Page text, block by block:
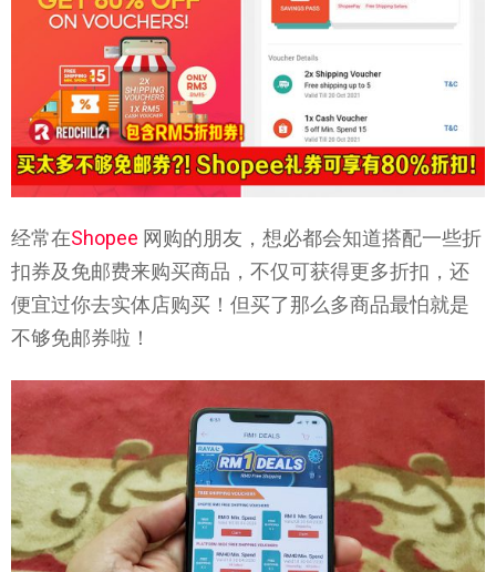
经常在Shopee 网购的朋友，想必都会知道搭配一些折
扣券及免邮费来购买商品，不仅可获得更多折扣，还
便宜过你去实体店购买！但买了那么多商品最怕就是
不够免邮券啦！